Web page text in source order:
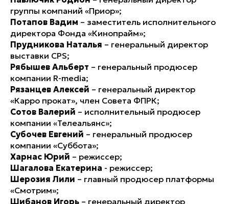
группы компаний «Приор»;
Потапов Вадим – заместитель исполнительного
директора Фонда «Кинопрайм»;
Прудникова Наталья – генеральный директор
выставки CPS;
Рябышев Альберт – генеральный продюсер
компании R-media;
Рязанцев Алексей – генеральный директор
«Карро прокат», член Совета ФПРК;
Сотов Валерий – исполнительный продюсер
компании «Телеальянс»;
Субочев Евгений – генеральный продюсер
компании «Суббота»;
Харнас Юрий – режиссер;
Шагалова Екатерина - режиссер;
Шерозия Лили – главный продюсер платформы
«Смотрим»;
Шибанов Игорь – генеральный директор